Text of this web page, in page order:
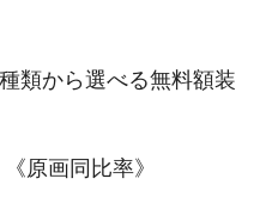
類から選べる無料額装
原画同比率》